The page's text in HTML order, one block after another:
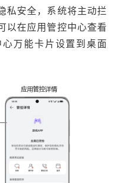
私安全，系统将主动拦
以在应用管控中心查看
万能卡片设置到桌面